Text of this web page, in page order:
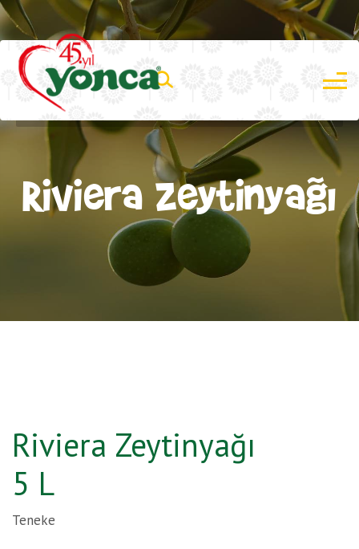
Riviera Zeytinyağı
Riviera Zeytinyağı
5 L
Teneke